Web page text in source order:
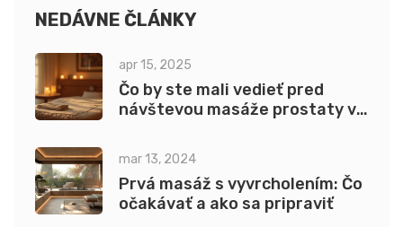
NEDÁVNE ČLÁNKY
apr 15, 2025
Čo by ste mali vedieť pred
návštevou masáže prostaty v
mar 13, 2024
Prvá masáž s vyvrcholením: Čo
očakávať a ako sa pripraviť